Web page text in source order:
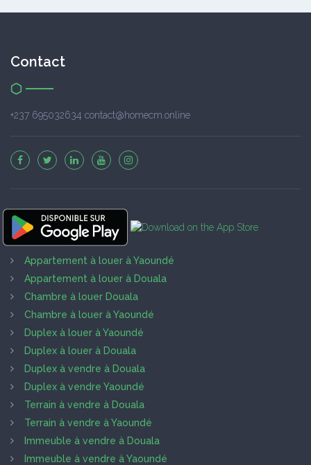
Contact
+237 695032634 contact@homecm.online
Appartement à louer à Yaoundé
Appartement à louer à Douala
Chambre à louer Douala
Chambre à louer à Yaoundé
Duplex à louer à Yaoundé
Duplex à louer à Douala
Duplex à vendre à Douala
Duplex à vendre Yaoundé
Terrain à vendre à Douala
Terrain à vendre à Yaoundé
Immeuble à vendre à Douala
Immeuble à vendre à Yaoundé